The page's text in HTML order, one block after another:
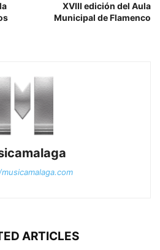
XVIII edición del Aula
Municipal de Flamenco
ARTICLES